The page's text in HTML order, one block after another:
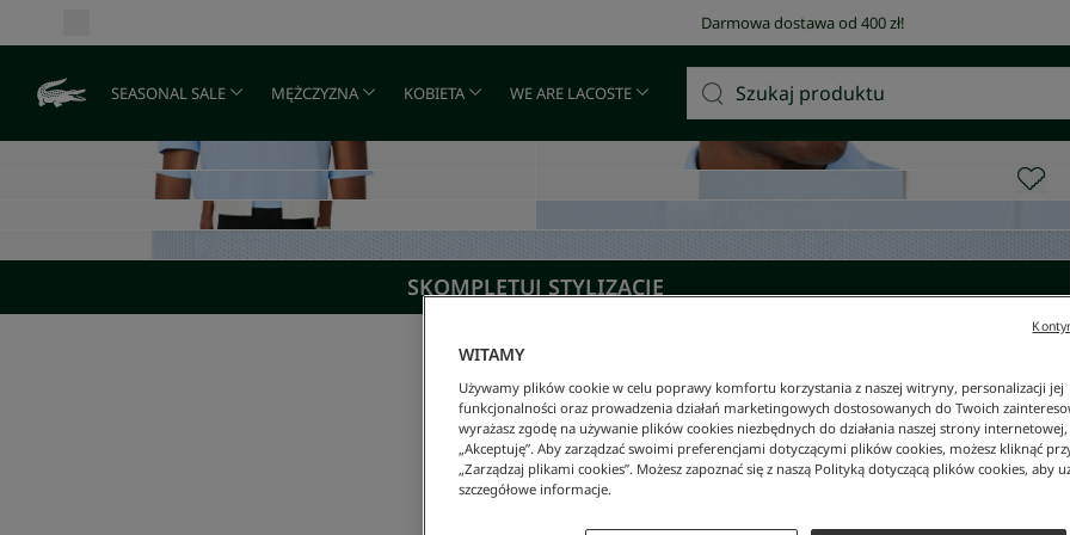
Darmowa dostawa od 400 zł!
SEASONAL SALE MĘŻCZYZNA KOBIETA WE ARE LACOSTE
SKOMPLETUJ STYLIZACJĘ
WITAMY
Używamy plików cookie w celu poprawy komfortu korzystania z naszej witryny, personalizacji jej
funkcjonalności oraz prowadzenia działań marketingowych dostosowanych do Twoich
wyrażasz zgodę na używanie plików cookies niezbędnych do działania naszej strony
„Akceptuję”. Aby zarządzać swoimi preferencjami dotyczącymi plików cookies, możesz kliknąć
„Zarządzaj plikami cookies”. Możesz zapoznać się z naszą Polityką dotyczącą plików cookies, aby
szczegółowe informacje.